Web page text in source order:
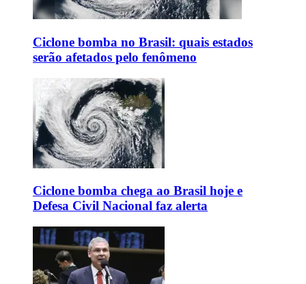
Ciclone bomba no Brasil: quais estados
serão afetados pelo fenômeno
Ciclone bomba chega ao Brasil hoje e
Defesa Civil Nacional faz alerta